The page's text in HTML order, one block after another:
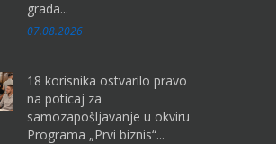
grada...
07.08.2026
18 korisnika ostvarilo pravo
na poticaj za
samozapošljavanje u okviru
Programa „Prvi biznis“...